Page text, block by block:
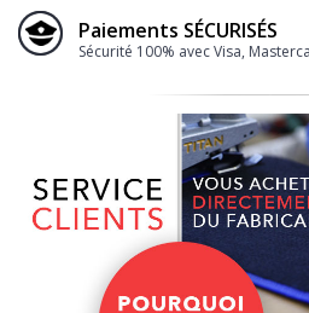
Paiements SÉCURISÉS
Sécurité 100% avec Visa,